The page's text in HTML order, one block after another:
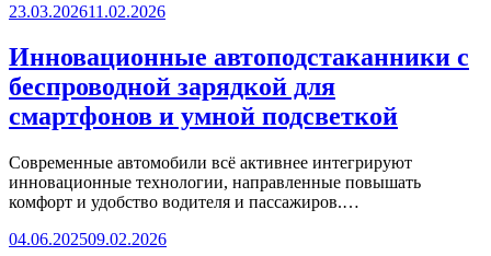
23.03.202611.02.2026
Инновационные автоподстаканники с
беспроводной зарядкой для
смартфонов и умной подсветкой
Современные автомобили всё активнее интегрируют
инновационные технологии, направленные повышать
комфорт и удобство водителя и пассажиров.…
04.06.202509.02.2026